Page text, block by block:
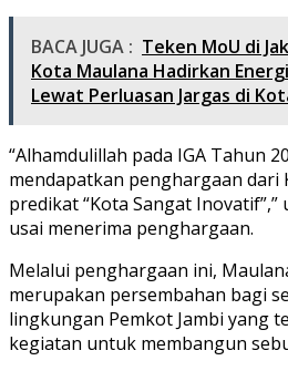
BACA JUGA : Teken MoU di
Kota Maulana Hadirkan
Lewat Perluasan Jargas di
“Alhamdulillah pada IGA Tahun
mendapatkan penghargaan dari
predikat “Kota Sangat
usai menerima penghargaan.
Melalui penghargaan ini,
merupakan persembahan bagi
lingkungan Pemkot Jambi yang
kegiatan untuk membangun